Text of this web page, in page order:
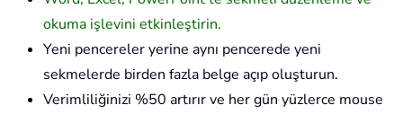
okuma işlevini etkinleştirin.
Yeni pencereler yerine aynı pencerede yeni
sekmelerde birden fazla belge açıp oluşturun.
Verimliliğinizi %50 artırır ve her gün yüzlerce mouse